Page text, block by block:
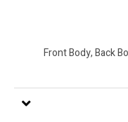
: Front Body, Back